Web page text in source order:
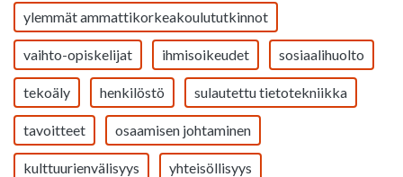
ylemmät ammattikorkeakoulututkinnot
vaihto-opiskelijat ihmisoikeudet sosiaalihuolto
tekoäly henkilöstö sulautettu tietotekniikka
tavoitteet osaamisen johtaminen
kulttuurienvälisyys yhteisöllisyys